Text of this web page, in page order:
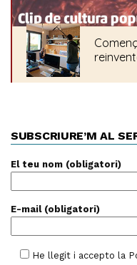
SUBSCRIURE’M AL
El teu nom (obligatori)
E-mail (obligatori)
He llegit i accepto la